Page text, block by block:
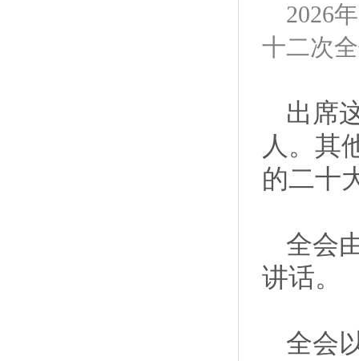
2026
十二次
出席
人。其
的二十
全会
讲话。
全会